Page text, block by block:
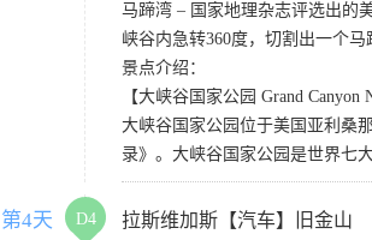
马蹄湾 – 国家地理杂志评选出的
峡谷内急转360度，切割出一个
景点介绍：
【大峡谷国家公园 Grand Canyon
大峡谷国家公园位于美国亚利桑
录》。大峡谷国家公园是世界七
第4天 D4 拉斯维加斯【汽车】旧金山